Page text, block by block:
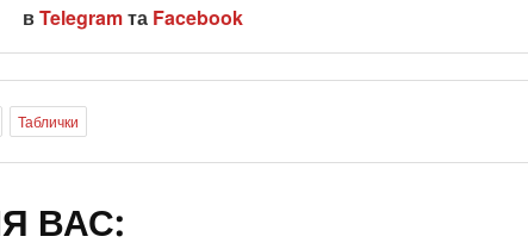
вTelegramта Facebook
Таблички
ВАС: